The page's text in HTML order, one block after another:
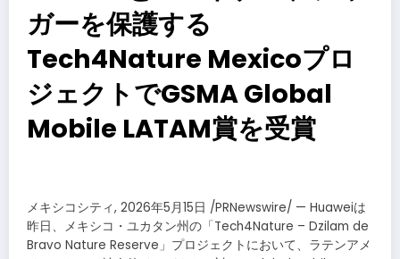
ガーを保護する
Tech4Nature Mexicoプロ
ジェクトでGSMA Global
Mobile LATAM賞を受賞
メキシコシティ, 2026年5月15日 /PRNewswire/ — Huaweiは
昨日、メキシコ・ユカタン州の「Tech4Nature – Dzilam de
Bravo Nature Reserve」プロジェクトにおいて、ラテンアメ